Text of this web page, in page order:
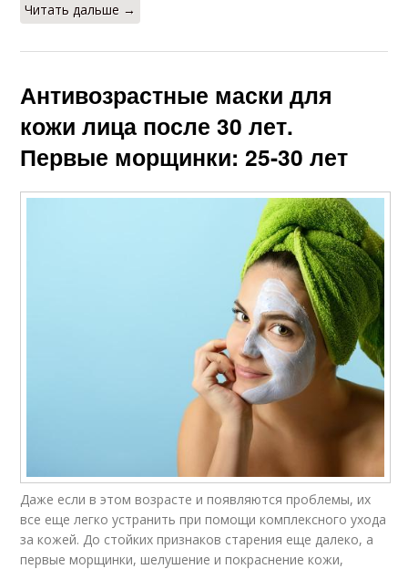
Читать дальше →
Антивозрастные маски для
кожи лица после 30 лет.
Первые морщинки: 25-30 лет
Даже если в этом возрасте и появляются проблемы, их
все еще легко устранить при помощи комплексного ухода
за кожей. До стойких признаков старения еще далеко, а
первые морщинки, шелушение и покраснение кожи,